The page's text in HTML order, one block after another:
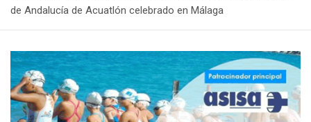
de Andalucía de Acuatlón celebrado en Málaga